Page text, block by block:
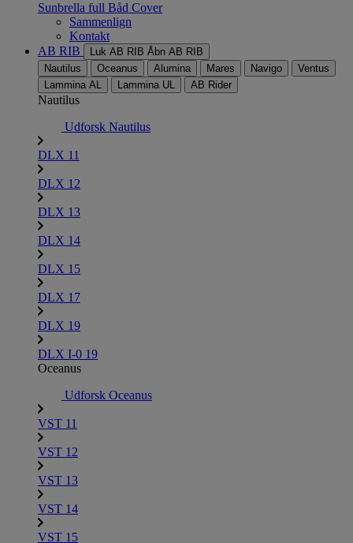
Sunbrella full Båd Cover
Sammenlign
Kontakt
AB RIB
Luk AB RIB Åbn AB RIB
Nautilus
Oceanus Alumina Mares Navigo
Ventus
Lammina AL
Lammina UL AB Rider
Nautilus
Udforsk Nautilus
DLX 11
DLX 12
DLX 13
DLX 14
DLX 15
DLX 17
DLX 19
DLX I-0 19
Oceanus
Udforsk Oceanus
VST 11
VST 12
VST 13
VST 14
VST 15